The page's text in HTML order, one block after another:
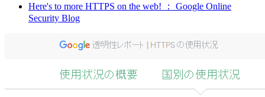
Here's to more HTTPS on the web! ： Google Online
Security Blog